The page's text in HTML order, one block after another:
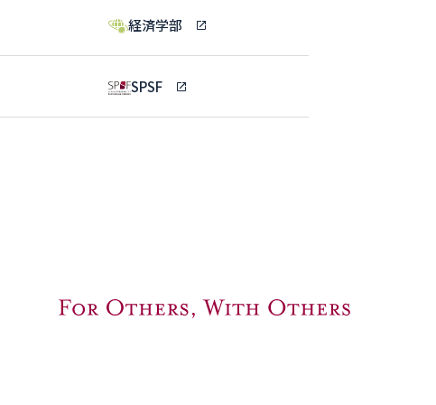
経済学部
SPSF